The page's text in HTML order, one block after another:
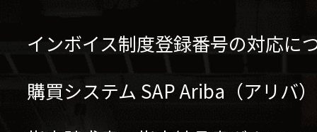
インボイス制度登録番号の対応に
購買システム SAP Ariba（アリバ